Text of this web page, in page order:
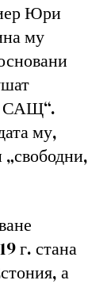
Юри
му
САЩ“.
му,
„свободни,
г. стана
а